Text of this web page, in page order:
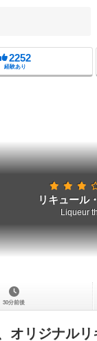
2252
経験あり
リキュール
Liqueur
30分前後
オリジナル